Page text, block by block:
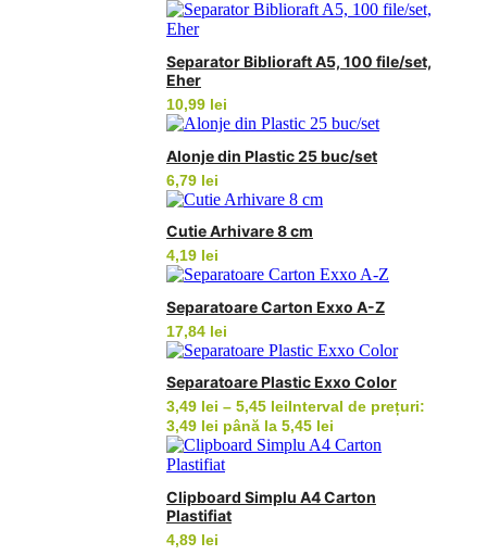
Separator Biblioraft A5, 100 file/set,
Eher
10,99 lei
Alonje din Plastic 25 buc/set
6,79 lei
Cutie Arhivare 8 cm
4,19 lei
Separatoare Carton Exxo A-Z
17,84 lei
Separatoare Plastic Exxo Color
3,49 lei – 5,45 leiInterval de prețuri:
3,49 lei până la 5,45 lei
Clipboard Simplu A4 Carton
Plastifiat
4,89 lei